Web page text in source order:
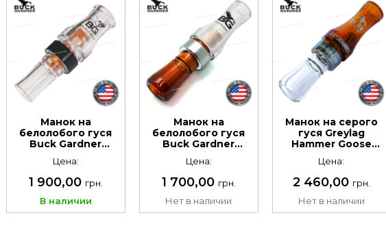
Манок на
белолобого гуся
Buck Gardner
Материал:
поликарбонат
Цена:
1 900,00 грн.
В наличии
Манок на
белолобого гуся
Buck Gardner
Материал:
поликарбонат
Цена:
1 700,00 грн.
Нет в наличии
Манок на серого
гуся Greylag
Hammer Goose
поликарбонат
Цена:
2 460,00 грн.
Нет в наличии